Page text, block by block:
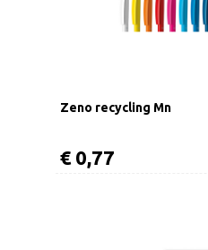
Zeno recycling Mn
€ 0,77